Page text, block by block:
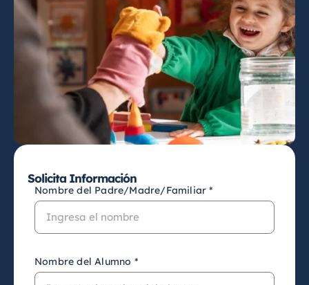
Solicita Información
Nombre del Padre/Madre/Familiar *
Nombre del Alumno *